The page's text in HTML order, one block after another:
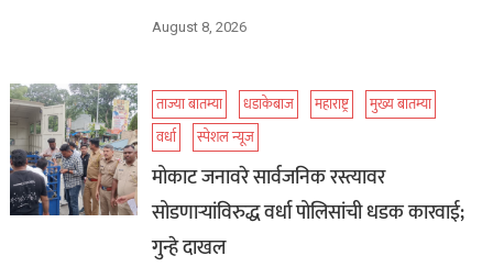
August 8, 2026
ताज्या बातम्या धडाकेबाज महाराष्ट्र
मुख्य बातम्या
वर्धा
स्पेशल न्यूज
मोकाट जनावरे सार्वजनिक रस्त्यावर
सोडणाऱ्यांविरुद्ध वर्धा पोलिसांची धडक कारवाई;
गुन्हे दाखल